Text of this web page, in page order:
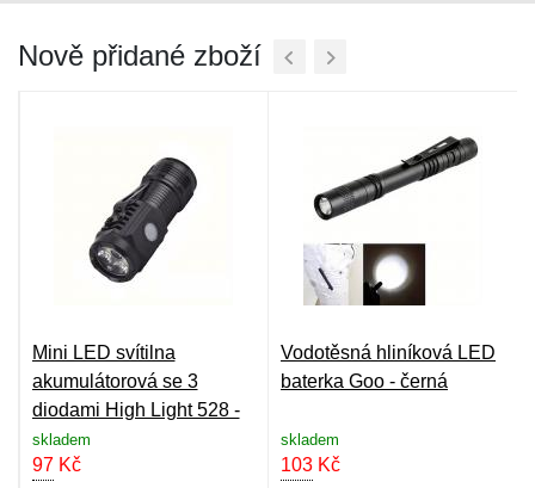
Nově přidané zboží
Mini LED svítilna
akumulátorová se 3
diodami High Light 528 -
černá
skladem
97Kč
Vodotěsná hliníková LED
baterka Goo - černá
skladem
103 Kč